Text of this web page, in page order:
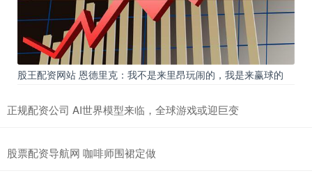
股王配资网站 恩德里克：我不是来里昂玩闹的，我是来赢球的
正规配资公司 AI世界模型来临，全球游戏或迎巨变
股票配资导航网 咖啡师围裙定做